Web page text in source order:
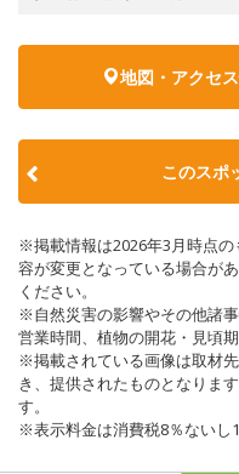
地図・アクセ
このスポ
※掲載情報は2026年3月時点
容が変更となっている場合が
ください。
※自然災害の影響やその他諸
営業時間、植物の開花・見頃
※掲載されている画像は取材
き、提供されたものとなりま
す。
※表示料金は消費税8％ないし